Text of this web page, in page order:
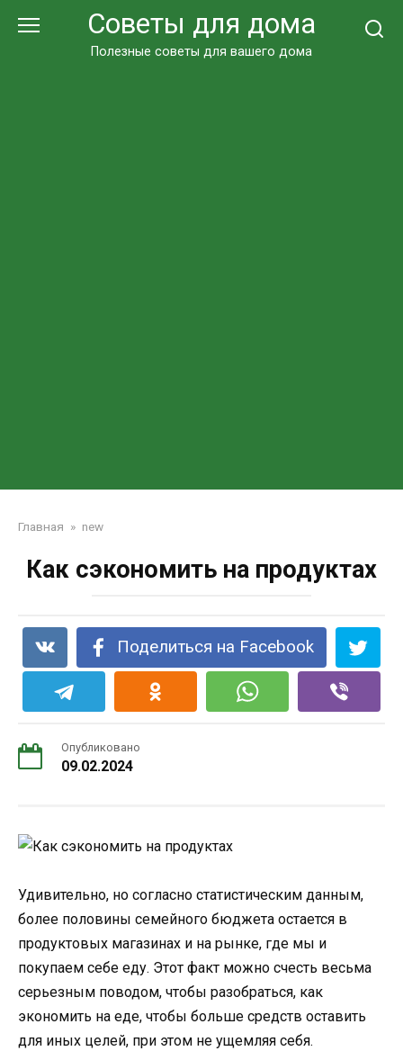
Советы для дома
Полезные советы для вашего дома
Главная » new
Как сэкономить на продуктах
Поделиться на Facebook
Опубликовано
09.02.2024
Удивительно, но согласно статистическим данным,
более половины семейного бюджета остается в
продуктовых магазинах и на рынке, где мы и
покупаем себе еду. Этот факт можно счесть весьма
серьезным поводом, чтобы разобраться, как
экономить на еде, чтобы больше средств оставить
для иных целей, при этом не ущемляя себя.